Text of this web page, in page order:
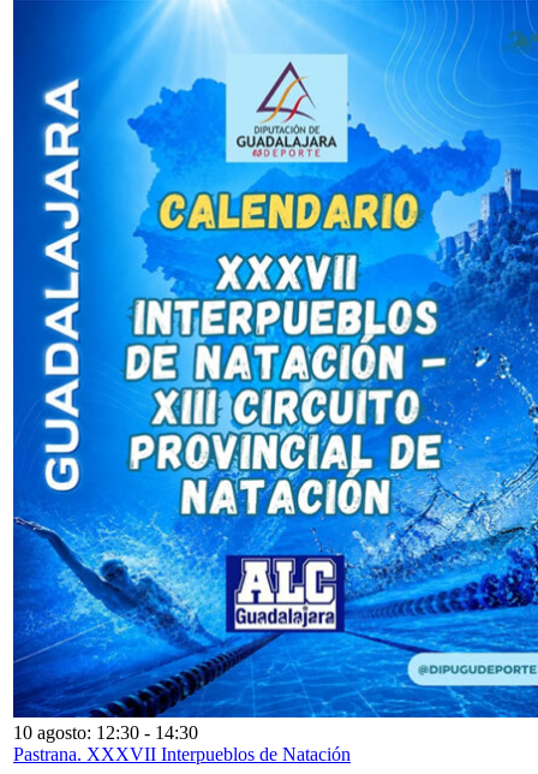
10 agosto: 12:30 - 14:30
Pastrana. XXXVII Interpueblos de Natación